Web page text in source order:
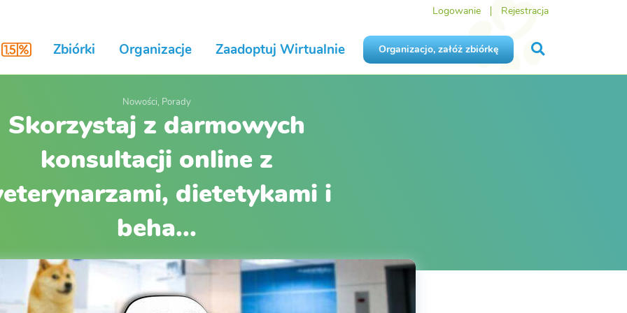
Logowanie Rejestracja
Zbiórki Organizacje Zaadoptuj Wirtualnie Organizacjo, załóż zbiórkę
Nowości, Porady
Skorzystaj z darmowych
konsultacji online z
dietetykami i
beha...